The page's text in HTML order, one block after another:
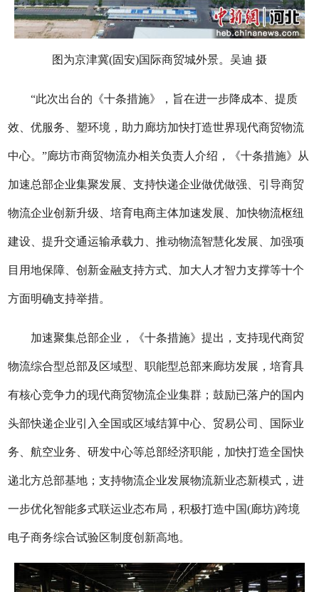
图为京津冀(固安)国际商贸城外景。吴迪 摄
“此次出台的《十条措施》，旨在进一步降成本、提质
效、优服务、塑环境，助力廊坊加快打造世界现代商贸物流
中心。”廊坊市商贸物流办相关负责人介绍，《十条措施》从
加速总部企业集聚发展、支持快递企业做优做强、引导商贸
物流企业创新升级、培育电商主体加速发展、加快物流枢纽
建设、提升交通运输承载力、推动物流智慧化发展、加强项
目用地保障、创新金融支持方式、加大人才智力支撑等十个
方面明确支持举措。
加速聚集总部企业，《十条措施》提出，支持现代商贸
物流综合型总部及区域型、职能型总部来廊坊发展，培育具
有核心竞争力的现代商贸物流企业集群；鼓励已落户的国内
头部快递企业引入全国或区域结算中心、贸易公司、国际业
务、航空业务、研发中心等总部经济职能，加快打造全国快
递北方总部基地；支持物流企业发展物流新业态新模式，进
一步优化智能多式联运业态布局，积极打造中国(廊坊)跨境
电子商务综合试验区制度创新高地。